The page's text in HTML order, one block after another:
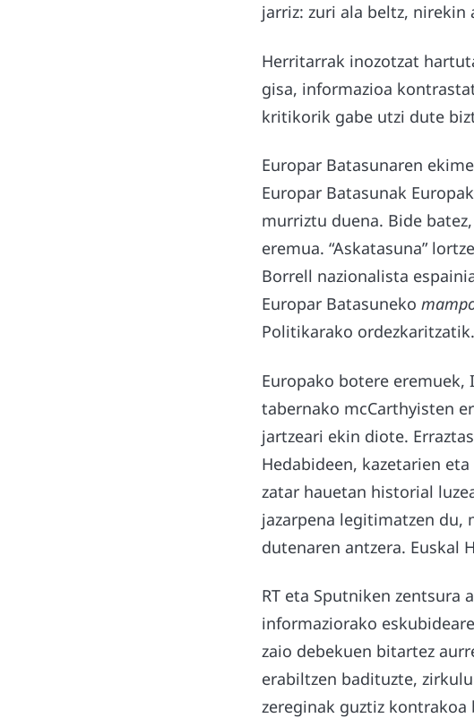
jarriz: zuri ala beltz, nirekin
Herritarrak inozotzat
gisa, informazioa
kritikorik gabe utzi dute
Europar Batasunaren
Europar Batasunak
murriztu duena. Bide
eremua. “Askatasuna”
Borrell nazionalista
Europar Batasuneko
Politikarako ordezkaritzatik.
Europako botere
tabernako mcCarthyisten
jartzeari ekin diote.
Hedabideen, kazetarien
zatar hauetan historial
jazarpena legitimatzen du,
dutenaren antzera. Euskal
RT eta Sputniken zentsura
informaziorako
zaio debekuen bitartez
erabiltzen badituzte,
zereginak guztiz